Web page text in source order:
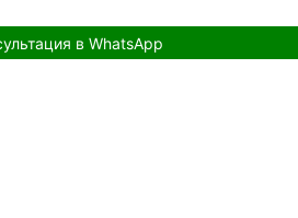
в WhatsApp